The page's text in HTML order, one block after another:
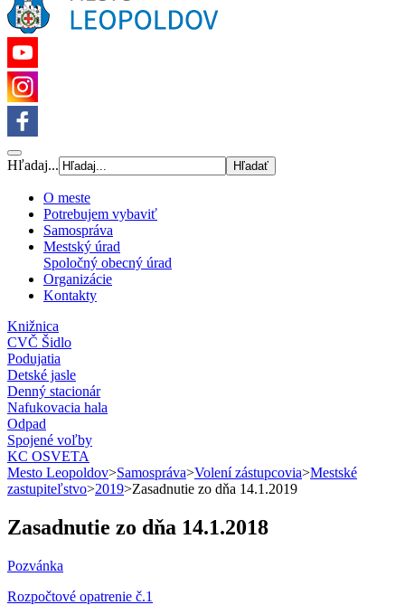
Hľadaj...
O meste
Potrebujem vybaviť
Samospráva
Mestský úrad
Spoločný obecný úrad
Organizácie
Kontakty
Knižnica
CVČ Šidlo
Podujatia
Detské jasle
Denný stacionár
Nafukovacia hala
Odpad
Spojené voľby
KC OSVETA
Mesto Leopoldov>Samospráva>Volení zástupcovia>Mestské
zastupiteľstvo>2019>Zasadnutie zo dňa 14.1.2019
Zasadnutie zo dňa 14.1.2018
Pozvánka
Rozpočtové opatrenie č.1